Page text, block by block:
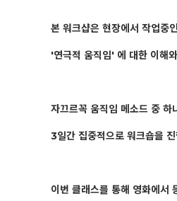
본 워크샵은 현장에서 작업중
'연극적 움직임' 에 대한 이해
자끄르꼭 움직임 메소드 중
3일간 집중적으로 워크숍을
이번 클래스를 통해 영화에서